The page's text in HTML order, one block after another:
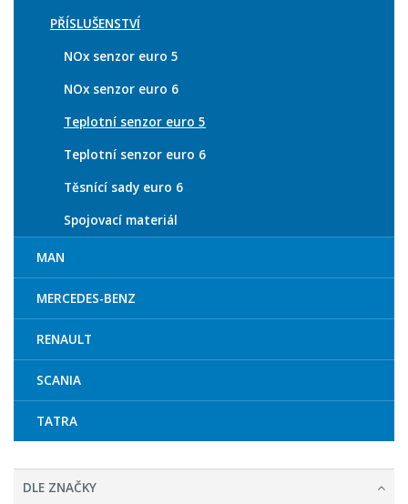
PŘÍSLUŠENSTVÍ
NOx senzor euro 5
NOx senzor euro 6
Teplotní senzor euro 5
Teplotní senzor euro 6
Těsnící sady euro 6
Spojovací materiál
MAN
MERCEDES-BENZ
RENAULT
SCANIA
TATRA
DLE ZNAČKY